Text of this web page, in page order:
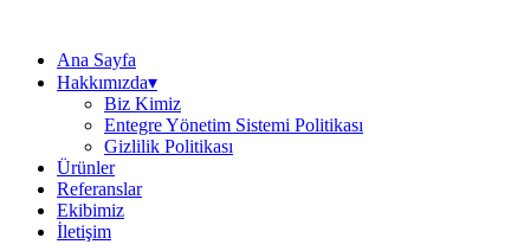
Ana Sayfa
Hakkımızda▾
Biz Kimiz
Entegre Yönetim Sistemi Politikası
Gizlilik Politikası
Ürünler
Referanslar
Ekibimiz
İletişim